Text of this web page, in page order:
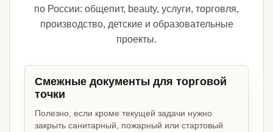
по России: общепит, beauty, услуги, торговля,
производство, детские и образовательные
проекты.
Смежные документы для торговой
точки
Полезно, если кроме текущей задачи нужно
закрыть санитарный, пожарный или стартовый